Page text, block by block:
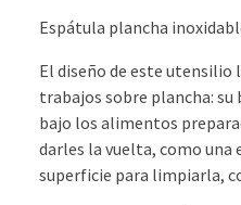
Espátula plancha
El diseño de este
trabajos sobre plancha: su
bajo los alimentos
darles la vuelta, como una
superficie para limpiarla,